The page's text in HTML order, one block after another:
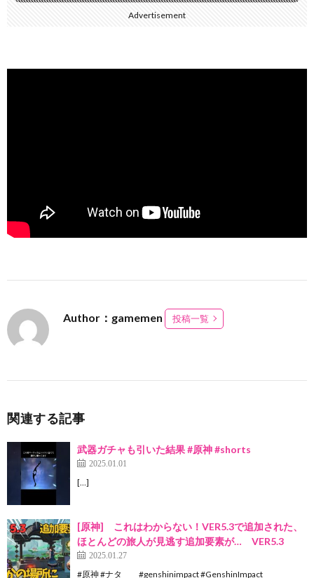
Advertisement
Author：gamemen 投稿一覧
関連する記事
武器ガチャも引いた結果 #原神 #shorts
2025.01.01
[…]
[原神] これはわからない！VER5.3で追加された、
ほとんどの旅人が見逃す追加要素が… VER5.3
2025.01.27
#原神 #ナタ #genshinimpact #GenshinImpact